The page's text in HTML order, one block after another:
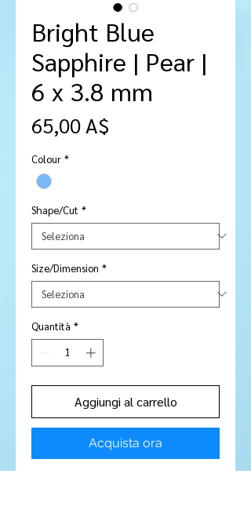
Bright Blue
Sapphire | Pear |
6 x 3.8 mm
65,00 A$
Colour *
Shape/Cut *
Size/Dimension *
Quantità *
Aggiungi al carrello
Acquista ora